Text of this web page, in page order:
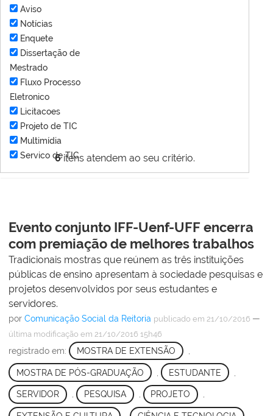
6itens atendem ao seu critério.
Aviso
Notícias
Enquete
Dissertação de
Mestrado
Fluxo Processo
Eletronico
Licitacoes
Projeto de TIC
Multimídia
Servico de TIC
Evento conjunto IFF-Uenf-UFF encerra
com premiação de melhores trabalhos
Tradicionais mostras que reúnem as três instituições
públicas de ensino apresentam à sociedade pesquisas e
projetos desenvolvidos por seus estudantes e
servidores.
por Comunicação Social da Reitoria publicado em 21/10/2016 —
última modificação em 21/10/2016 15h46
registrado em: MOSTRA DE EXTENSÃO
MOSTRA DE PÓS-GRADUAÇÃO ESTUDANTE
SERVIDOR , PESQUISA , PROJETO ,